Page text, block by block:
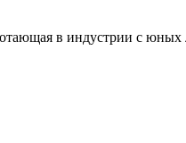
в индустрии с